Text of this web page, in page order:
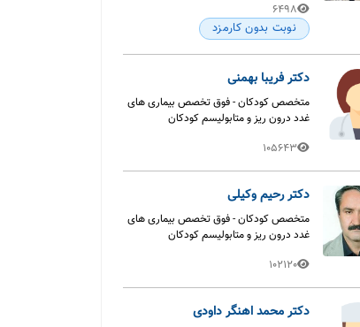
6498
نوبت بدون کارمزد
دکتر فریبا بهمنی
متخصص کودکان - فوق تخصص بیماری های
غدد درون ریز و متابولیسم کودکان
105643
دکتر رحیم وکیلی
متخصص کودکان - فوق تخصص بیماری های
غدد درون ریز و متابولیسم کودکان
102120
دکتر محمد اهنگر داودی